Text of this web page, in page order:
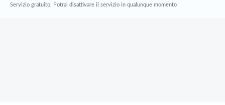
Servizio gratuito. Potrai disattivare il servizio in qualunque momento